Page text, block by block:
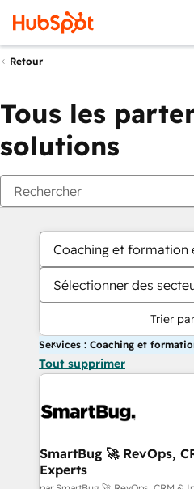
Retour
Tous les
solutions
Coaching et formation
Sélectionner des
Trier
Services : Coaching et
Tout supprimer
SmartBug 🚀 RevOps,
Experts